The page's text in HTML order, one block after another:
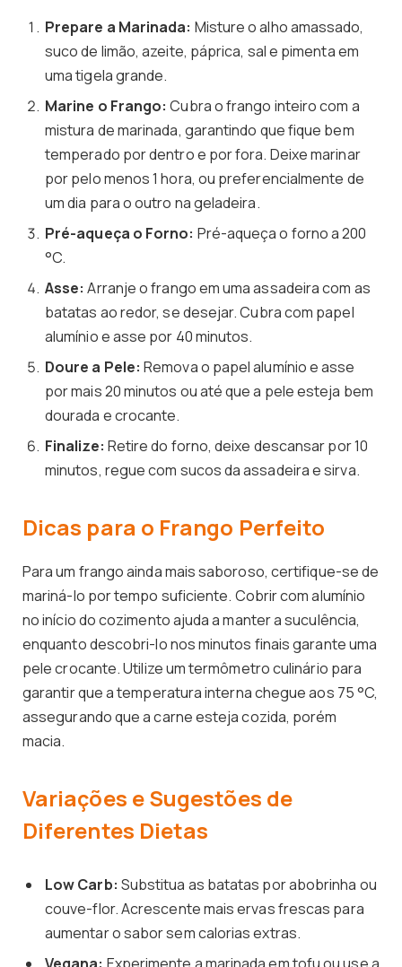
Prepare a Marinada: Misture o alho amassado,
suco de limão, azeite, páprica, sal e pimenta em
uma tigela grande.
Marine o Frango: Cubra o frango inteiro com a
mistura de marinada, garantindo que fique bem
temperado por dentro e por fora. Deixe marinar
por pelo menos 1 hora, ou preferencialmente de
um dia para o outro na geladeira.
Pré-aqueça o Forno: Pré-aqueça o forno a 200
°C.
Asse: Arranje o frango em uma assadeira com as
batatas ao redor, se desejar. Cubra com papel
alumínio e asse por 40 minutos.
Doure a Pele: Remova o papel alumínio e asse
por mais 20 minutos ou até que a pele esteja bem
dourada e crocante.
Finalize: Retire do forno, deixe descansar por 10
minutos, regue com sucos da assadeira e sirva.
Dicas para o Frango Perfeito
Para um frango ainda mais saboroso, certifique-se de
mariná-lo por tempo suficiente. Cobrir com alumínio
no início do cozimento ajuda a manter a suculência,
enquanto descobri-lo nos minutos finais garante uma
pele crocante. Utilize um termômetro culinário para
garantir que a temperatura interna chegue aos 75 °C,
assegurando que a carne esteja cozida, porém
macia.
Variações e Sugestões de
Diferentes Dietas
Low Carb: Substitua as batatas por abobrinha ou
couve-flor. Acrescente mais ervas frescas para
aumentar o sabor sem calorias extras.